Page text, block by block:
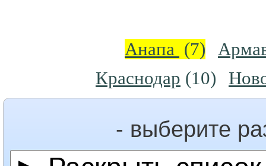
Анапа (7)
Краснодар (10)
- выберите